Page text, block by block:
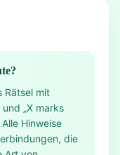
Rätsel mit
und „X marks
Hinweise
die